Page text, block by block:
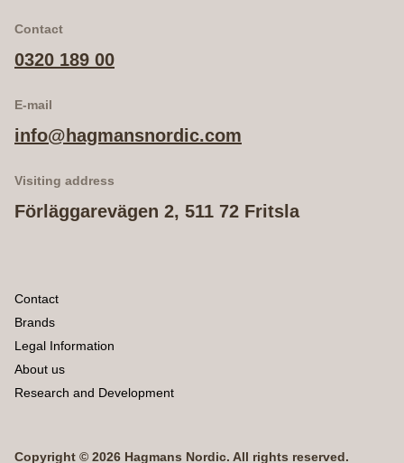
Contact
0320 189 00
E-mail
info@hagmansnordic.com
Visiting address
Förläggarevägen 2, 511 72 Fritsla
Contact
Brands
Legal Information
About us
Research and Development
Copyright © 2026 Hagmans Nordic. All rights reserved.